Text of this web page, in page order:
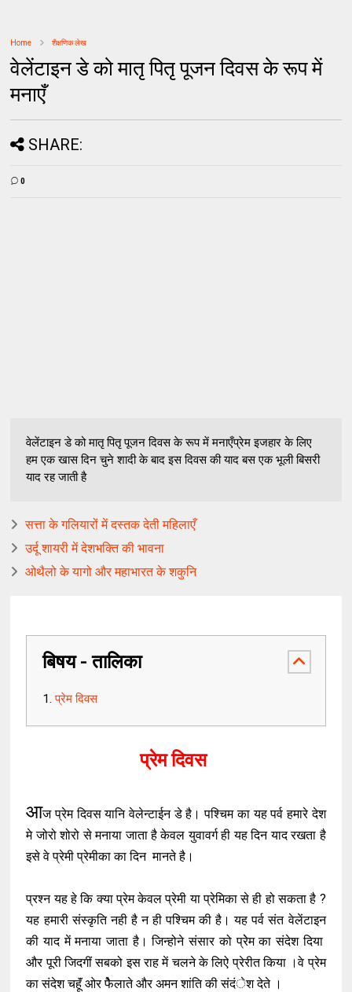
Home शैक्षणिक लेख
वेलेंटाइन डे को मातृ पितृ पूजन दिवस के रूप में
मनाएँ
SHARE:
0
वेलेंटाइन डे को मातृ पितृ पूजन दिवस के रूप में मनाएँप्रेम इजहार के लिए
हम एक खास दिन चुने शादी के बाद इस दिवस की याद बस एक भूली बिसरी
याद रह जाती है
सत्ता के गलियारों में दस्तक देती महिलाएँ
उर्दू शायरी में देशभक्ति की भावना
ओथैलो के यागो और महाभारत के शकुनि
बिषय - तालिका
प्रेम दिवस
प्रेम दिवस
आज प्रेम दिवस यानि वेलेन्टाईन डे है। पश्चिम का यह पर्व हमारे देश
मे जोरो शोरो से मनाया जाता है केवल युवावर्ग ही यह दिन याद रखता है
इसे वे प्रेमी प्रेमीका का दिन मानते है।
प्रश्न यह हे कि क्या प्रेम केवल प्रेमी या प्रेमिका से ही हो सकता है ?
यह हमारी संस्कृति नही है न ही पश्चिम की है। यह पर्व संत वेलेंटाइन
की याद में मनाया जाता है। जिन्होने संसार को प्रेेम का संदेश दिया
और पूरी जिदगीं सबको इस राह में चलने के लिऐ प्रेरीत किया ।वे प्रेम
का संदेश चहूॅं ओर फेैलाते और अमन शांति की संदंेश देते ।